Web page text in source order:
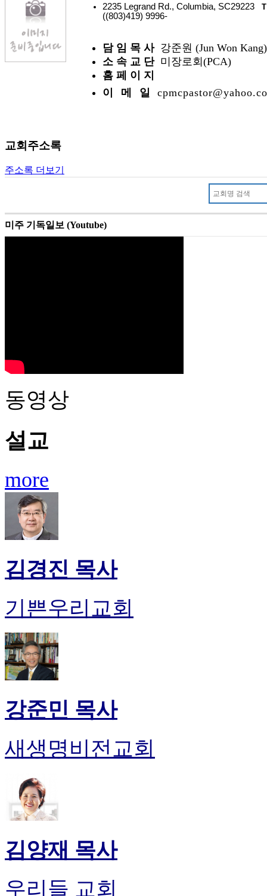
2235 Legrand Rd., Columbia, SC29223 T
((803)419) 9996-
담 임 목 사 강준원 (Jun Won Kang)
소 속 교 단 미장로회(PCA)
홈 페 이 지
이 메 일
교회주소록
주소록 더보기
미주 기독일보 (Youtube)
동영상
설교
more
김경진 목사
기쁜우리교회
강준민 목사
새생명비전교회
김양재 목사
우리들 교회